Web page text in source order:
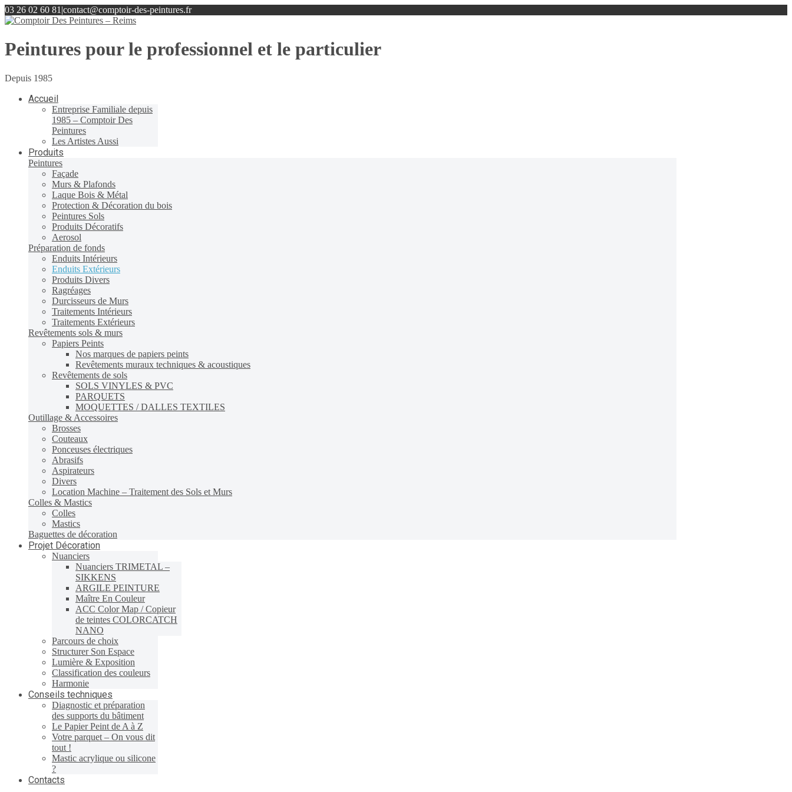
03 26 02 60 81 |contact@comptoir-des-peintures.fr
Peintures pour le professionnel et le particulier
Depuis 1985
Accueil
Entreprise Familiale depuis
1985 – Comptoir Des
Peintures
Les Artistes Aussi
Produits
Peintures
Façade
Murs & Plafonds
Laque Bois & Métal
Protection & Décoration du bois
Peintures Sols
Produits Décoratifs
Aerosol
Préparation de fonds
Enduits Intérieurs
Enduits Extérieurs
Produits Divers
Ragréages
Durcisseurs de Murs
Traitements Intérieurs
Traitements Extérieurs
Revêtements sols & murs
Papiers Peints
Nos marques de papiers peints
Revêtements muraux techniques & acoustiques
Revêtements de sols
SOLS VINYLES & PVC
PARQUETS
MOQUETTES / DALLES TEXTILES
Outillage & Accessoires
Brosses
Couteaux
Ponceuses électriques
Abrasifs
Aspirateurs
Divers
Location Machine – Traitement des Sols et Murs
Colles & Mastics
Colles
Mastics
Baguettes de décoration
Projet Décoration
Nuanciers
Nuanciers TRIMETAL –
SIKKENS
ARGILE PEINTURE
Maître En Couleur
ACC Color Map / Copieur
de teintes COLORCATCH
NANO
Parcours de choix
Structurer Son Espace
Lumière & Exposition
Classification des couleurs
Harmonie
Conseils techniques
Diagnostic et préparation
des supports du bâtiment
Le Papier Peint de A à Z
Votre parquet – On vous dit
tout !
Mastic acrylique ou silicone
?
Contacts